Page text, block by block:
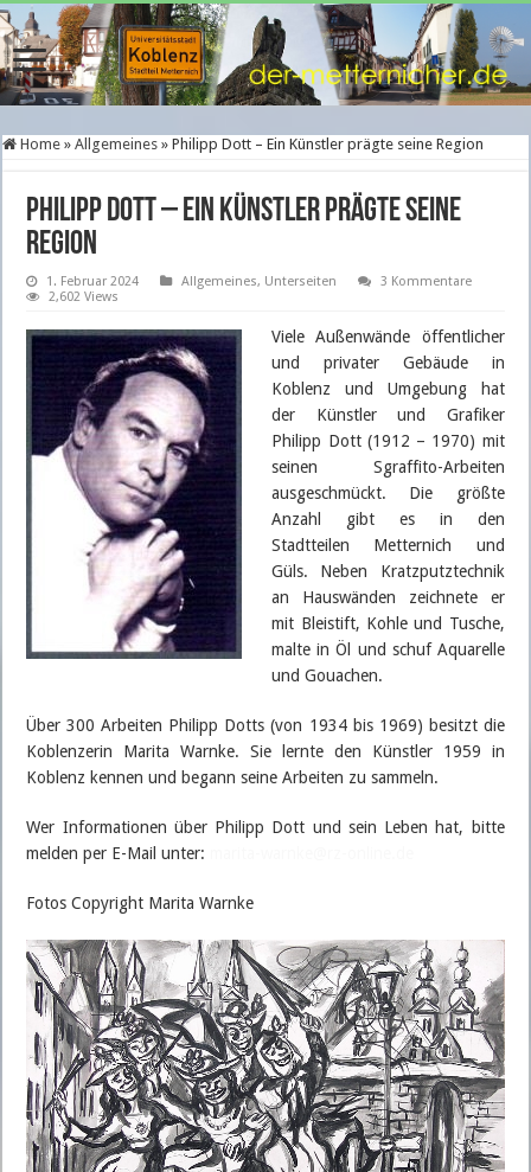
Home » Allgemeines » Philipp Dott – Ein Künstler prägte seine Region
Philipp Dott – Ein Künstler prägte seine
Region
1. Februar 2024 Allgemeines, Unterseiten
3 Kommentare
2,602 Views
Viele Außenwände öffentlicher
und privater Gebäude in
Koblenz und Umgebung hat
der Künstler und Grafiker
Philipp Dott (1912 – 1970) mit
seinen Sgraffito-Arbeiten
ausgeschmückt. Die größte
Anzahl gibt es in den
Stadtteilen Metternich und
Güls. Neben Kratzputztechnik
an Hauswänden zeichnete er
mit Bleistift, Kohle und Tusche,
malte in Öl und schuf Aquarelle
und Gouachen.
Über 300 Arbeiten Philipp Dotts (von 1934 bis 1969) besitzt die
Koblenzerin Marita Warnke. Sie lernte den Künstler 1959 in
Koblenz kennen und begann seine Arbeiten zu sammeln.
Wer Informationen über Philipp Dott und sein Leben hat, bitte
melden per E-Mail unter:
Fotos Copyright Marita Warnke